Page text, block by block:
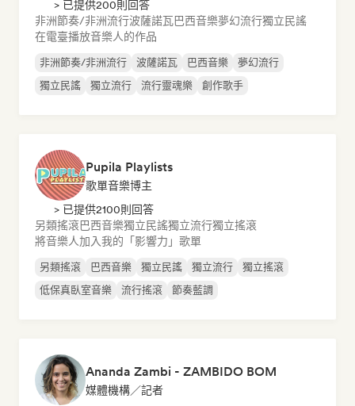
> 已提供200則回答
非洲節奏/非洲流行波薩諾瓦巴西音樂夢幻流行獨立民謠
在電臺播放音樂人的作品
非洲節奏/非洲流行 波薩諾瓦 巴西音樂
夢幻流行
獨立民謠
獨立流行 流行靈魂樂 創作歌手
Pupila Playlists
歌單音樂博主
> 已提供2100則回答
另類搖滾巴西音樂獨立民謠獨立流行獨立搖滾
將音樂人加入我的「影響力」歌單
另類搖滾 巴西音樂 獨立民謠 獨立流行
獨立搖滾
低保真臥室音樂
流行搖滾 節奏藍調
Ananda Zambi - ZAMBIDO BOM
媒體機構／記者